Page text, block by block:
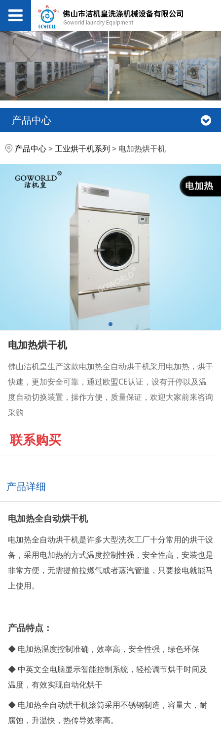
产品中心
电加热烘干机
产品中心>工业烘干机系列 > 电加热烘干机
电加热烘干机
佛山洁机皇生产这款电加热全自动烘干机采用电加热，烘干
快速，更加安全可靠，通过欧盟CE认证，设有开停以及温
度自动切换装置，操作方便，质量保证，欢迎大家前来咨询
采购
联系购买
产品详细
电加热全自动烘干机
电加热全自动烘干机是许多大型洗衣工厂十分常用的烘干设
备，采用电加热的方式温度控制性强，安全性高，安装也是
非常方便，无需提前拉燃气或者蒸汽管道，只要接电就能马
上使用。
产品特点：
◆ 电加热温度控制准确，效率高，安全性强，绿色环保
◆ 中英文全电脑显示智能控制系统，轻松调节烘干时间及
温度，有效实现自动化烘干
◆ 电加热全自动烘干机滚筒采用不锈钢制造，容量大，耐
腐蚀，升温快，热传导效率高。